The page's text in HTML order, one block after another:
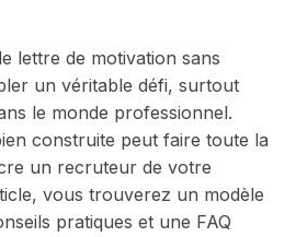
lettre de motivation sans
un véritable défi, surtout
le monde professionnel.
construite peut faire toute la
un recruteur de votre
vous trouverez un modèle
pratiques et une FAQ